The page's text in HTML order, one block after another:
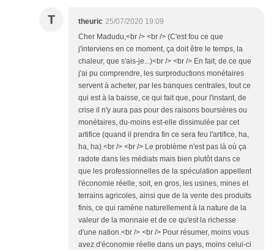
T theuric 25/07/2020 19:09
Cher Madudu,<br /> <br /> (C'est fou ce que
j'interviens en ce moment, ça doit être le temps, la
chaleur, que s'ais-je...)<br /> <br /> En fait, de ce que
j'ai pu comprendre, les surproductions monétaires
servent à acheter, par les banques centrales, tout ce
qui est à la baisse, ce qui fait que, pour l'instant, de
crise il n'y aura pas pour des raisons boursières ou
monétaires, du-moins est-elle dissimulée par cet
artifice (quand il prendra fin ce sera feu l'artifice, ha,
ha, ha).<br /> <br /> Le problème n'est pas là où ça
radote dans les médiats mais bien plutôt dans ce
que les professionnelles de la spéculation appellent
l'économie réelle, soit, en gros, les usines, mines et
terrains agricoles, ainsi que de la vente des produits
finis, ce qui ramène naturellement à la nature de la
valeur de la monnaie et de ce qu'est la richesse
d'une nation.<br /> <br /> Pour résumer, moins vous
avez d'économie réelle dans un pays, moins celui-ci